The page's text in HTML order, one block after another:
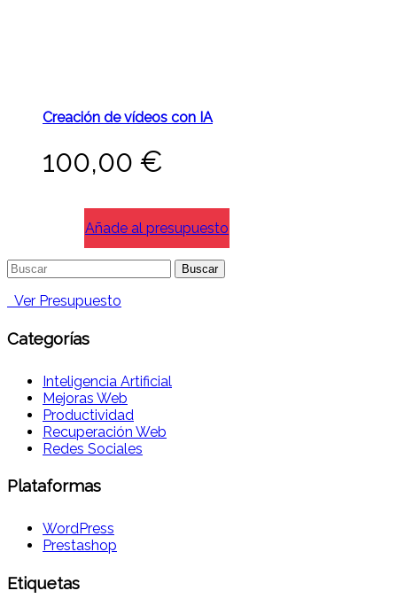
Creación de vídeos con IA
100,00 €
Añade al presupuesto
Buscar:
Ver Presupuesto
Categorías
Inteligencia Artificial
Mejoras Web
Productividad
Recuperación Web
Redes Sociales
Plataformas
WordPress
Prestashop
Etiquetas